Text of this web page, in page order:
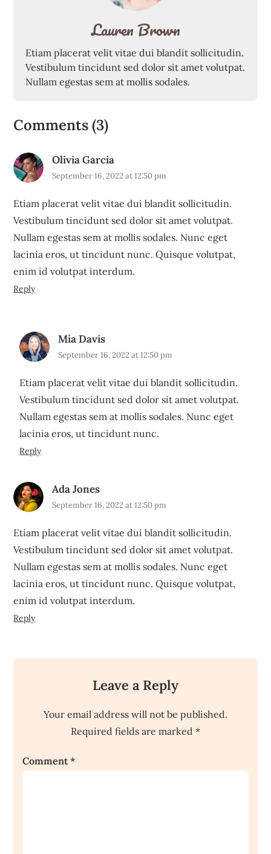
Lauren Brown
Etiam placerat velit vitae dui blandit sollicitudin.
Vestibulum tincidunt sed dolor sit amet volutpat.
Nullam egestas sem at mollis sodales.
Comments (3)
Olivia Garcia
September 16, 2022 at 12:50 pm
Etiam placerat velit vitae dui blandit sollicitudin.
Vestibulum tincidunt sed dolor sit amet volutpat.
Nullam egestas sem at mollis sodales. Nunc eget
lacinia eros, ut tincidunt nunc. Quisque volutpat,
enim id volutpat interdum.
Reply
Mia Davis
September 16, 2022 at 12:50 pm
Etiam placerat velit vitae dui blandit sollicitudin.
Vestibulum tincidunt sed dolor sit amet volutpat.
Nullam egestas sem at mollis sodales. Nunc eget
lacinia eros, ut tincidunt nunc.
Reply
Ada Jones
September 16, 2022 at 12:50 pm
Etiam placerat velit vitae dui blandit sollicitudin.
Vestibulum tincidunt sed dolor sit amet volutpat.
Nullam egestas sem at mollis sodales. Nunc eget
lacinia eros, ut tincidunt nunc. Quisque volutpat,
enim id volutpat interdum.
Reply
Leave a Reply
Your email address will not be published.
Required fields are marked *
Comment*